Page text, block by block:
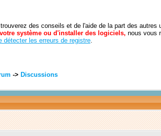
des conseils et de l'aide de la part des autres
système ou d'installer des logiciels, nous vous
détecter les erreurs de registre.
-> Discussions